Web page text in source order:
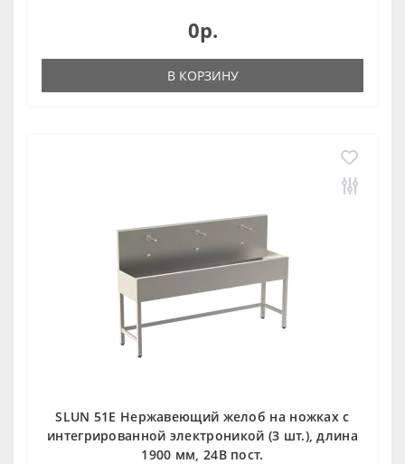
0р.
В КОРЗИНУ
SLUN 51E Нержавеющий желоб на ножках с
интегрированной электроникой (3 шт.), длина
1900 мм, 24В пост.